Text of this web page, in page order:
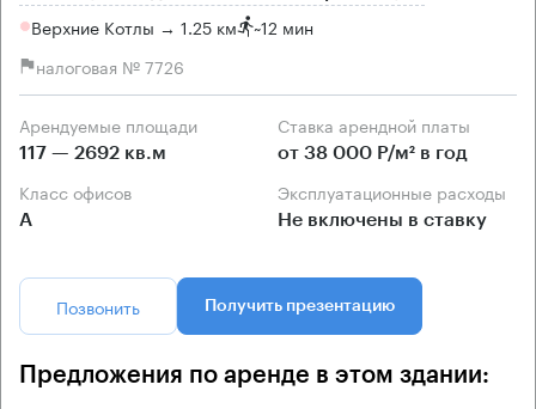
Верхние Котлы → 1.25 км ~12 мин
налоговая № 7726
Арендуемые площади
117 — 2692 кв.м
Ставка арендной платы
от 38 000 Р/м² в год
Класс офисов
А
Эксплуатационные расходы
Не включены в ставку
Позвонить Получить презентацию
Предложения по аренде в этом здании: